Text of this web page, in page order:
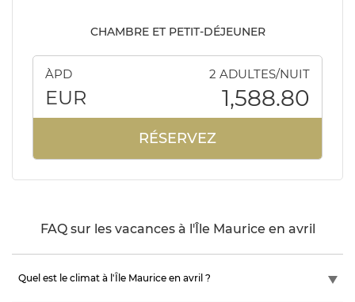
CHAMBRE ET PETIT-DÉJEUNER
ÀPD 2 ADULTES/NUIT
EUR 1,588.80
RÉSERVEZ
FAQ sur les vacances à l'Île Maurice en avril
Quel est le climat à l'Île Maurice en avril ?